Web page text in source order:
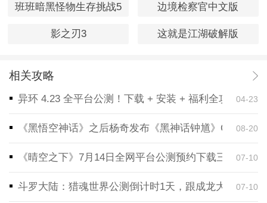
班班暗黑怪物生存挑战5 边境检察官中文版
影之刃3 这就是江湖破解版
相关攻略
异环 4.23 全平台公测！下载 + 安装 + 福利全攻略，一
04-23
《黑悟空神话》之后杨奇发布《黑神话钟馗》CG！预
08-20
《晴空之下》7月14日全网平台公测预约下载三端同步
07-10
斗罗大陆：猎魂世界公测倒计时1天，跟成龙大哥一起
07-10